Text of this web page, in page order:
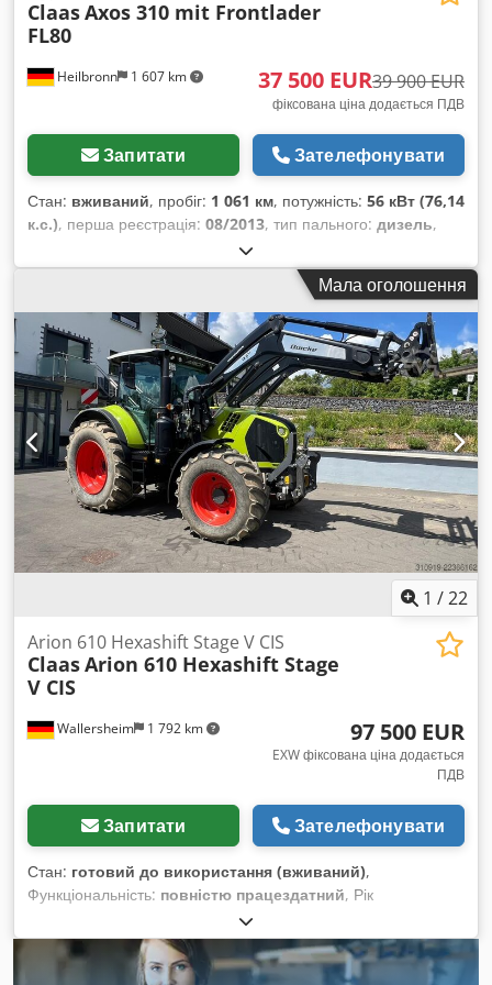
Heilbronn 1 607 km
ClaasAxos 310 mit Frontlader
FL80
37 500 EUR39 900 EUR
фіксована ціна додається ПДВ
Запитати Зателефонувати
Стан: вживаний, пробіг: 1 061 км, потужність: 56 кВт (76,14
к.с.), перша реєстрація: 08/2013, тип пального: дизель,
, колір:зелений
механічний, підвіска:інше, кількість місць:2, мотогодини:
кабіна, повний привід,
Мала оголошення
1 /22
Wallersheim 1 792 km
Arion 610 Hexashift Stage V CIS
ClaasArion 610 Hexashift Stage
V CIS
97 500 EUR
EXW фіксована ціна додається
ПДВ
Запитати Зателефонувати
Стан: готовий до використання (вживаний),
Функціональність: повністю працездатний, Рік
, мотогодини:
дизель, максимальна швидкість:40 км/год, колір:
зелений , Продається: сільськогосподарський трактор Claas